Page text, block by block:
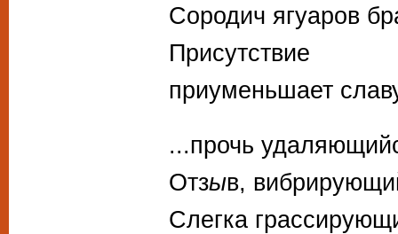
Сородич ягуаров
Присутствие
приуменьшает
...прочь
Отзыв,
Слегка